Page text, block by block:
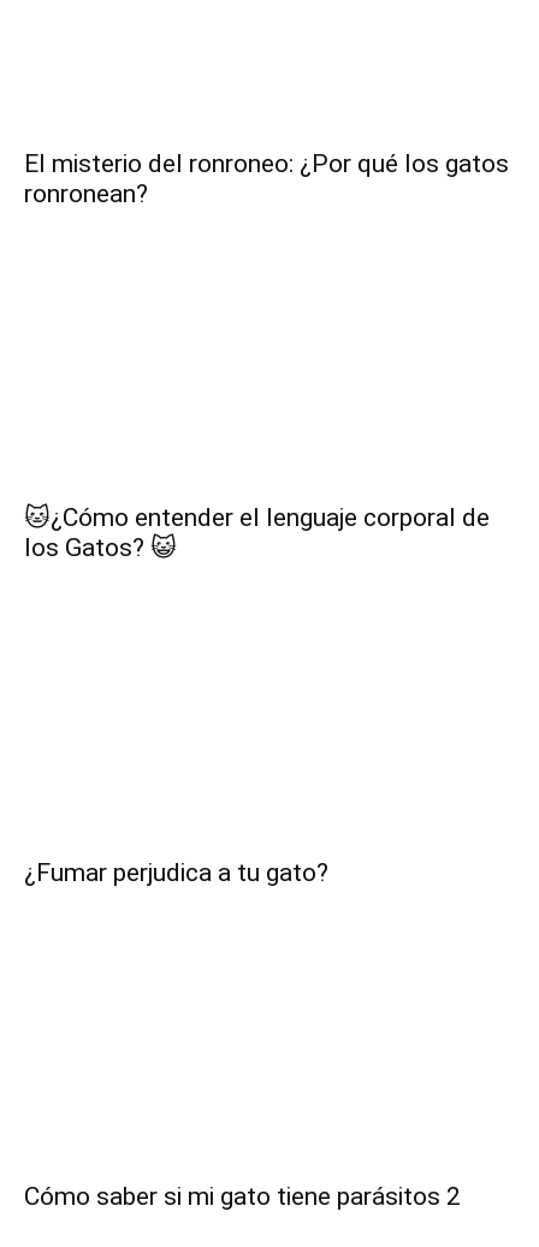
El misterio del ronroneo: ¿Por qué los gatos
ronronean?
🐱¿Cómo entender el lenguaje corporal de
los Gatos? 😺
¿Fumar perjudica a tu gato?
Cómo saber si mi gato tiene parásitos 2